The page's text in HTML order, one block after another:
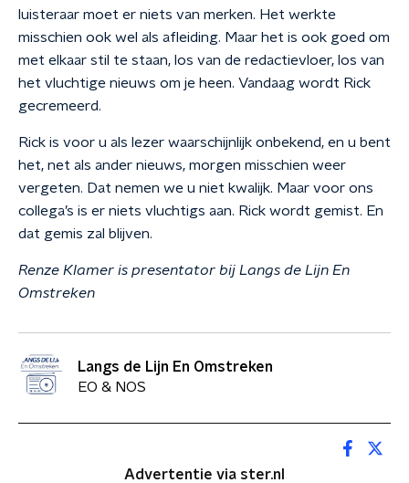
luisteraar moet er niets van merken. Het werkte
misschien ook wel als afleiding. Maar het is ook goed om
met elkaar stil te staan, los van de redactievloer, los van
het vluchtige nieuws om je heen. Vandaag wordt Rick
gecremeerd.
Rick is voor u als lezer waarschijnlijk onbekend, en u bent
het, net als ander nieuws, morgen misschien weer
vergeten. Dat nemen we u niet kwalijk. Maar voor ons
collega’s is er niets vluchtigs aan. Rick wordt gemist. En
dat gemis zal blijven.
Renze Klamer is presentator bij Langs de Lijn En
Omstreken
Langs de Lijn En Omstreken
EO & NOS
Advertentie via ster.nl